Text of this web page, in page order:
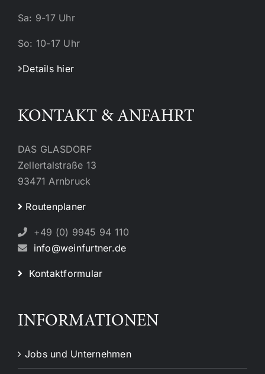
Sa: 9-17 Uhr
So: 10-17 Uhr
Details hier
KONTAKT & ANFAHRT
DAS GLASDORF
Zellertalstraße 13
93471 Arnbruck
Routenplaner
+49 (0) 9945 94 110
info@weinfurtner.de
Kontaktformular
INFORMATIONEN
Jobs und Unternehmen